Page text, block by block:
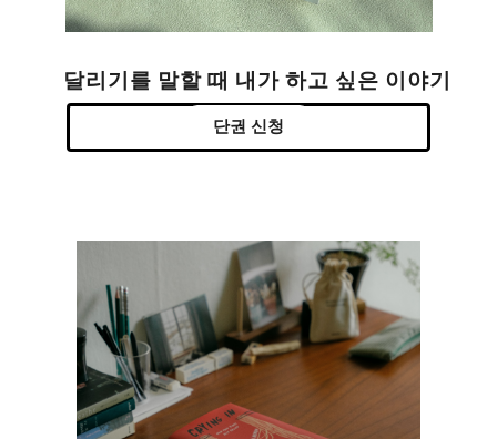
달리기를 말할 때 내가 하고 싶은 이야기
단권 신청